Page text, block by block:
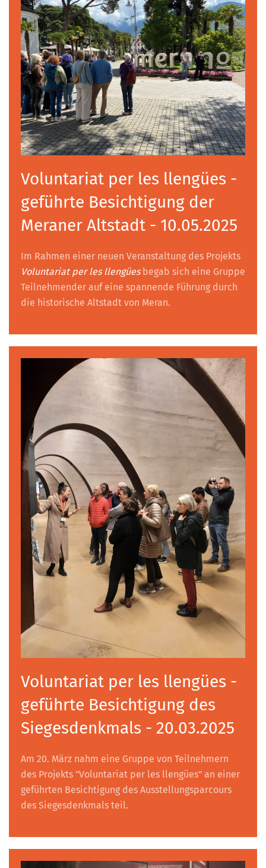
Voluntariat per les llengües -
geführte Besichtigung der
Meraner Altstadt - 10.05.2025
Im Rahmen einer neuen Veranstaltung des Projekts
Voluntariat per les llengüesbegab sich eine Gruppe
Teilnehmender auf eine spannende Führung durch
die historische Altstadt von Meran.
Voluntariat per les llengües -
geführte Besichtigung des
Siegesdenkmals - 20.03.2025
Am 20. März nahm eine Gruppe von Teilnehmern
des Projekts "Voluntariat per les llengües" an einer
geführten Besichtigung des Ausstellungsparcours
des Siegesdenkmals teil.